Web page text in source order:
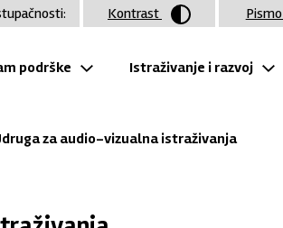
podrške Istraživanje i razvoj
za audio-vizualna istraživanja
Kontrast Pismo